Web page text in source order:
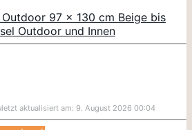
97 x 130 cm Beige bis
Outdoor und Innen
aktualisiert am: 9. August 2026 00:04